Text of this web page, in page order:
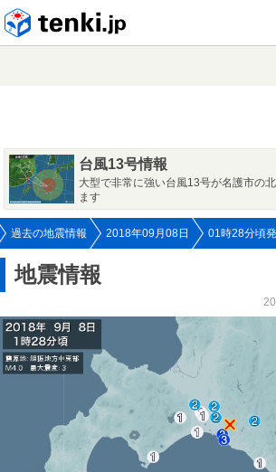
台風13号情報
大型で非常に強い台風13号が名護市の
ます
過去の地震情報 2018年09月08日 01時28分頃
地震情報